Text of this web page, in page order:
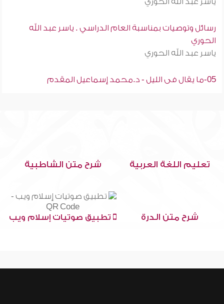
رسائل وتوصيات بمناسبة العام الدراسي . ياسر عبد الله
الحوري
ياسر عبد الله الحوري
05-ما يقال فى الليل - د.محمد إسماعيل المقدم
تعليم اللغة العربية شرح متن الشاطبية
شرح متن الدرة تطبيق صوتيات إسلام ويب